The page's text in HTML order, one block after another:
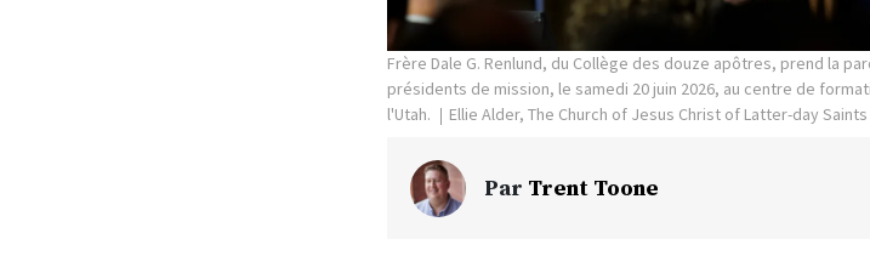
Frère Dale G. Renlund, du Collège des douze apôtres, prend la
présidents de mission, le samedi 20 juin 2026, au centre de
l'Utah.
Ellie Alder, The Church of Jesus Christ of Latter-day Saints
Par Trent Toone